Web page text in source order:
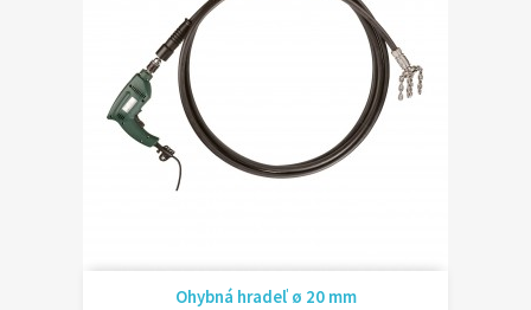
Ohybná hradeľ ø 20 mm